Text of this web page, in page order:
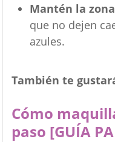
Mantén la
que no dejen
azules.
También te
Cómo
paso [GUÍA